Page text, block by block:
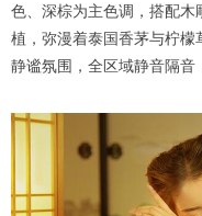
色、深棕为主色调，搭配
植，弥漫着泰国香茅与柠
静谧氛围，全区域静音隔音